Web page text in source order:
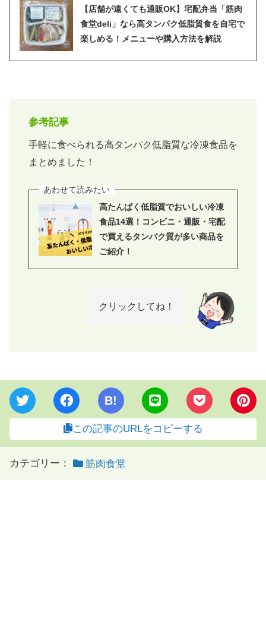
【店舗が遠くても通販OK】宅配弁当「筋肉
食堂deli」なら高タンパク低脂質食を自宅で
楽しめる！メニューや購入方法を解説
参考記事
手軽に食べられる高タンパク低脂質な冷凍食品を
まとめました！
高たんぱく低脂質でおいしい冷凍
食品14選！コンビニ・通販・宅配
で買えるタンパク質が多い商品を
ご紹介！
クリックしてね！
B!
この記事のURLをコピーする
カテゴリー： 筋肉食堂